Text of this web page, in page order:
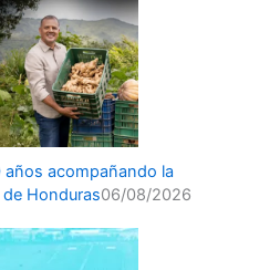
años acompañando la
Honduras06/08/2026